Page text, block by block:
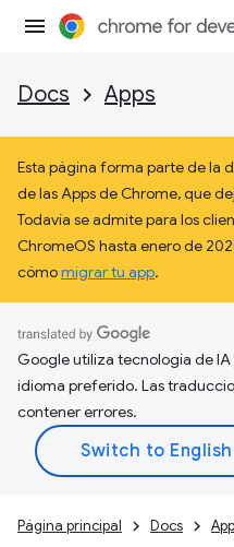
Docs Apps
Esta página forma parte de la
de las Apps de Chrome, que
Todavía se admite para los
ChromeOS hasta enero de
cómomigrar tu app.
Google utiliza tecnología de
idioma preferido. Las
contener errores.
Página principal Docs